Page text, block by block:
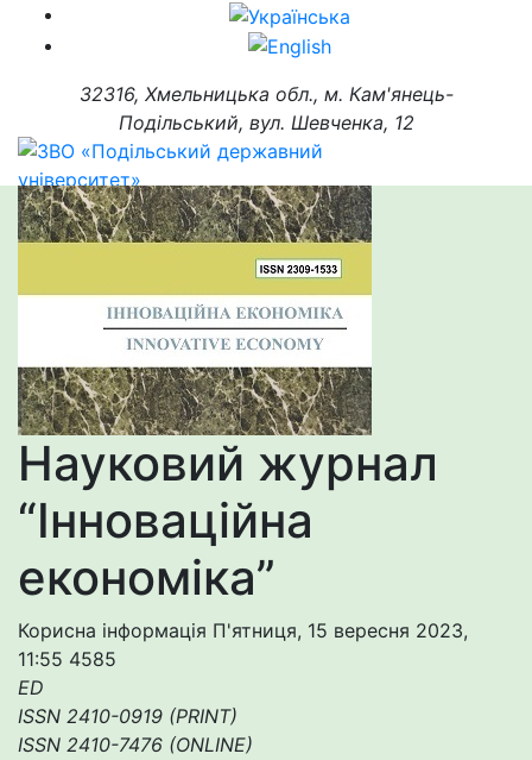
32316, Хмельницька обл., м. Кам'янець-
Подільський, вул. Шевченка, 12
Науковий журнал
“Інноваційна
економіка”
Корисна інформація П'ятниця, 15 вересня 2023,
11:55 4585
ED
ISSN 2410-0919 (PRINT)
ISSN 2410-7476 (ONLINE)